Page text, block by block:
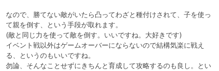
なので、勝てない敵がいたら凸ってわざと種付けされて、子を使っ
て親を倒す、という手段が取れます。
(敵と同じ力を使って敵を倒す。いいですね。大好きです)
イベント戦以外はゲームオーバーにならないので結構気楽に戦え
る、というのもいいですね。
勿論、そんなことせずにきちんと育成して攻略するのも良し。とい